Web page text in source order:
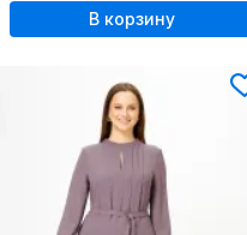
В корзину